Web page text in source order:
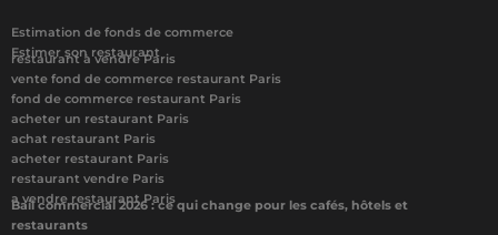
Estimation de fonds de commerce
Estimer son restaurant
restaurant à vendre Paris
vente fond de commerce restaurant Paris
fond de commerce restaurant Paris
acheter un restaurant Paris
achat restaurant Paris
acheter restaurant Paris
restaurant vendre Paris
a vendre restaurant Paris
Bail commercial 2026 : ce qui change pour les cafés, hôtels et
restaurants